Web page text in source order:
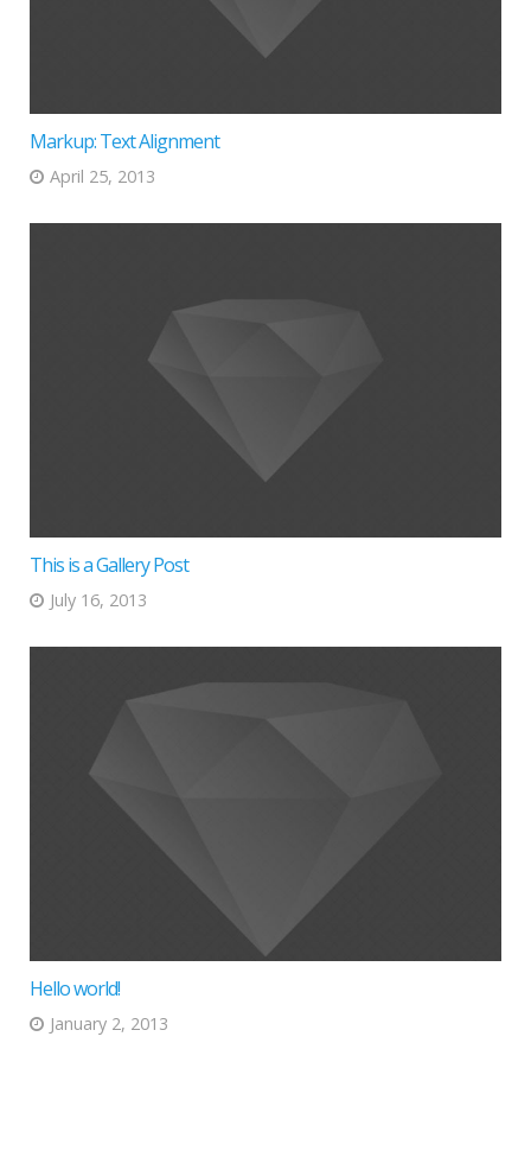
Markup: Text Alignment
April 25, 2013
This is a Gallery Post
July 16, 2013
Hello world!
January 2, 2013